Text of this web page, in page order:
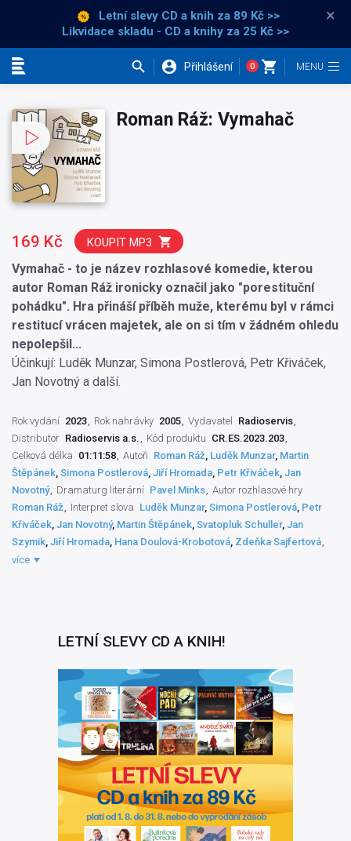
Letní slevy CD a knih za 89 Kč >>
Likvidace skladu - CD a knihy za 25 Kč >>
×
Přihlášení 0
Roman Ráž: Vymahač
Vymahač - to je název rozhlasové komedie, kterou
autor Roman Ráž ironicky označil jako "porestituční
pohádku". Hra přináší příběh muže, kterému byl v rámci
restitucí vrácen majetek, ale on si tím v žádném ohledu
nepolepšil...
Účinkují: Luděk Munzar, Simona Postlerová, Petr Křiváček,
Jan Novotný a další.
169 Kč KOUPIT MP3
Rok vydání 2023 Rok nahrávky 2005 Vydavatel
Radioservis
Distributor Radioservis a.s. Kód produktu CR.ES.2023.203
Celková délka 01:11:58 Autoři Roman Ráž, Luděk Munzar, Martin
Štěpánek, Simona Postlerová, Jiří Hromada, Petr Křiváček, Jan
Novotný
Dramaturg literární Pavel Minks Autor rozhlasové hry
Roman Ráž
Interpret slova Luděk Munzar, Simona Postlerová, Petr
Křiváček, Jan Novotný, Martin Štěpánek, Svatopluk Schuller, Jan
Szymik, Jiří Hromada, Hana Doulová-Krobotová, Zdeňka Sajfertová
Zvukový mistr
více
LETNÍ SLEVY CD A KNIH!